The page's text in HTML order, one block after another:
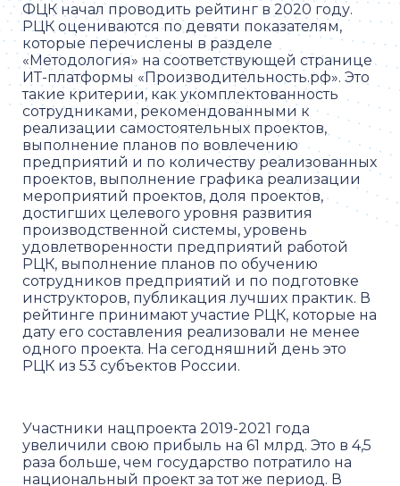
ФЦК начал проводить рейтинг в 2020 году.
РЦК оцениваются по девяти показателям,
которые перечислены в разделе
«Методология» на соответствующей странице
ИТ-платформы «Производительность.рф». Это
такие критерии, как укомплектованность
сотрудниками, рекомендованными к
реализации самостоятельных проектов,
выполнение планов по вовлечению
предприятий и по количеству реализованных
проектов, выполнение графика реализации
мероприятий проектов, доля проектов,
достигших целевого уровня развития
производственной системы, уровень
удовлетворенности предприятий работой
РЦК, выполнение планов по обучению
сотрудников предприятий и по подготовке
инструкторов, публикация лучших практик. В
рейтинге принимают участие РЦК, которые на
дату его составления реализовали не менее
одного проекта. На сегодняшний день это
РЦК из 53 субъектов России.
Участники нацпроекта 2019-2021 года
увеличили свою прибыль на 61 млрд. Это в 4,5
раза больше, чем государство потратило на
национальный проект за тот же период. В